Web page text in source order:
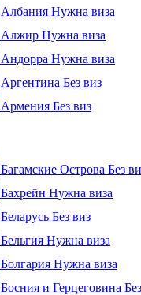
Албания Нужна виза
Алжир Нужна виза
Андорра Нужна виза
Аргентина Без виз
Армения Без виз
Багамские Острова Без
Бахрейн Нужна виза
Беларусь Без виз
Бельгия Нужна виза
Болгария Нужна виза
Босния и Герцеговина